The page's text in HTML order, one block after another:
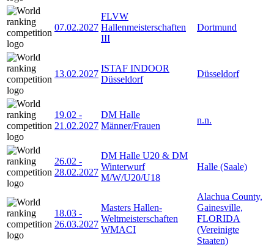
07.02.2027
FLVW
Hallenmeisterschaften
III
Dortmund
13.02.2027
ISTAF INDOOR
Düsseldorf
Düsseldorf
19.02 -
21.02.2027
DM Halle
Männer/Frauen
n.n.
26.02 -
28.02.2027
DM Halle U20 & DM
Winterwurf
M/W/U20/U18
Halle (Saale)
18.03 -
26.03.2027
Masters Hallen-
Weltmeisterschaften
WMACI
Alachua County,
Gainesville,
FLORIDA
(Vereinigte
Staaten)